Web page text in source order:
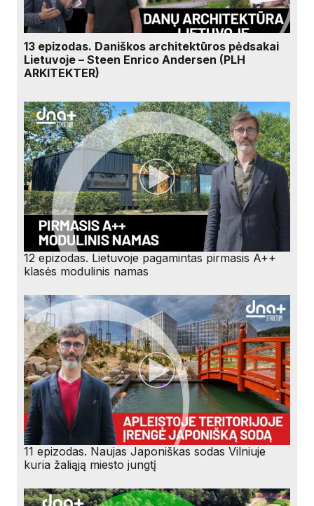
13 epizodas. Daniškos architektūros pėdsakai
Lietuvoje – Steen Enrico Andersen (PLH
ARKITEKTER)
12 epizodas. Lietuvoje pagamintas pirmasis A++
klasės modulinis namas
11 epizodas. Naujas Japoniškas sodas Vilniuje
kuria žaliąją miesto jungtį